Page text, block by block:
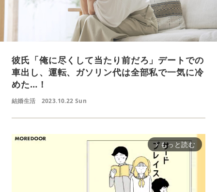
彼氏「俺に尽くして当たり前だろ」デートでの
車出し、運転、ガソリン代は全部私で一気に冷
めた…！
結婚生活 2023.10.22 Sun
arrow_forward_ios もっと読む